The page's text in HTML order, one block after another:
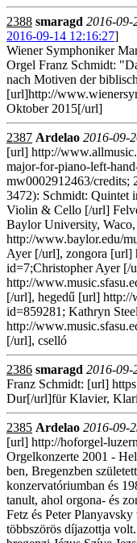
2388 smaragd 2016-09-
2016-09-14 12:16:27]
Wiener Symphoniker
Orgel Franz Schmidt:
nach Motiven der
[url]http://
Oktober 2015[/url]
2387 Ardelao 2016-09-
[url] http://
major-for-piano-left-
mw0002912463/credits;
3472): Schmidt: Quintet
Violin & Cello [/url]
Baylor University,
http://www.baylor.edu/
Ayer [/url], zongora [url]
id=7;Christopher Ayer [/
http://
[/url], hegedű [url] http://
id=859281; Kathryn
http://
[/url], cselló
2386 smaragd 2016-09-
Franz Schmidt: [url]
Dur[/url]für Klavier,
2385 Ardelao 2016-09-
[url] http://hoforgel-
Orgelkonzerte 2001 -
ben, Bregenzben
konzervatóriumban és
tanult, ahol orgona- és
Fetz és Peter
többszörös díjazottja